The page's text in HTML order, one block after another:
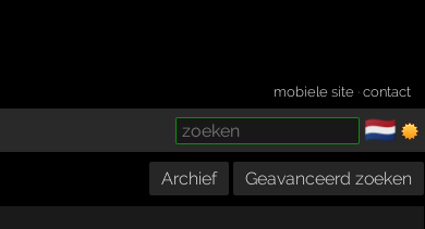
mobiele site ·contact
🇳🇱
Archief Geavanceerd zoeken